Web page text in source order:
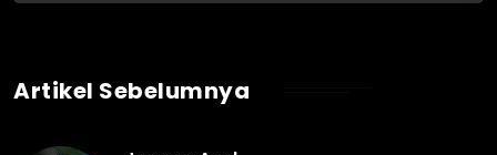
Artikel Sebelumnya